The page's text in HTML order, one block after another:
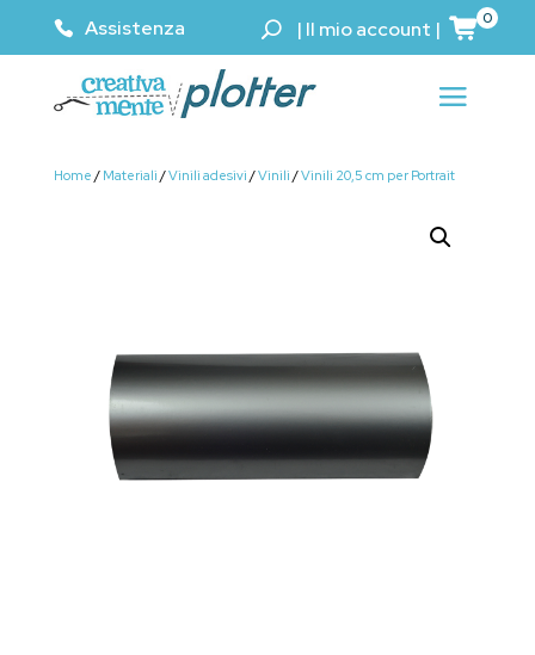
Assistenza | Il mio account | 0
Home / Materiali /Vinili adesivi /Vinili /Vinili 20,5 cm per Portrait